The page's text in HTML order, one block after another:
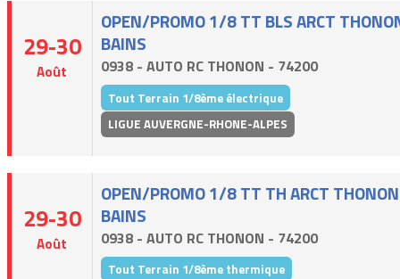
29-30
Août
OPEN/PROMO 1/8 TT BLS ARCT
BAINS
0938 - AUTO RC THONON - 74200
Tout Terrain 1/8ème électrique
LIGUE AUVERGNE-RHONE-ALPES
29-30
Août
OPEN/PROMO 1/8 TT TH ARCT
BAINS
0938 - AUTO RC THONON - 74200
Tout Terrain 1/8ème thermique